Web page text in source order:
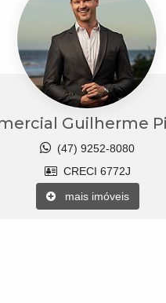
Guilherme
(47) 9252-8080
CRECI 6772J
mais imóveis